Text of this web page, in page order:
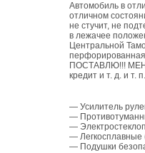
Автомобиль в
отличном
не стучит, не
в лежачее
Центральной
ПОСТАВЛЮ!!!
кредит и т. д. и т. п.
— Усилитель
—
—
— Легкосплавные
— Подушки